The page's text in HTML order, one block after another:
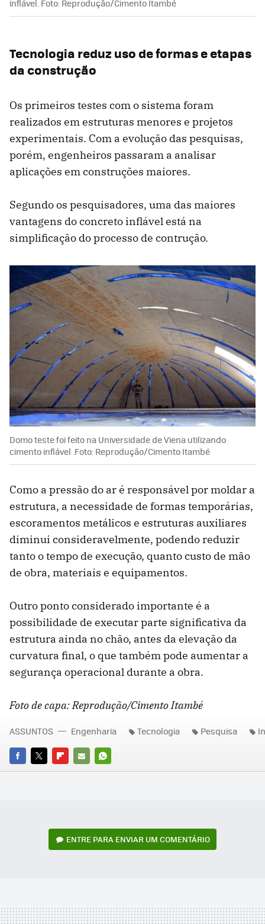
inflável. Foto: Reprodução/Cimento Itambé
Tecnologia reduz uso de formas e etapas
da construção
Os primeiros testes com o sistema foram
realizados em estruturas menores e projetos
experimentais. Com a evolução das pesquisas,
porém, engenheiros passaram a analisar
aplicações em construções maiores.
Segundo os pesquisadores, uma das maiores
vantagens do concreto inflável está na
simplificação do processo de contrução.
Domo teste foi feito na Universidade de Viena utilizando
cimento inflável .Foto: Reprodução/Cimento Itambé
Como a pressão do ar é responsável por moldar a
estrutura, a necessidade de formas temporárias,
escoramentos metálicos e estruturas auxiliares
diminui consideravelmente, podendo reduzir
tanto o tempo de execução, quanto custo de mão
de obra, materiais e equipamentos.
Outro ponto considerado importante é a
possibilidade de executar parte significativa da
estrutura ainda no chão, antes da elevação da
curvatura final, o que também pode aumentar a
segurança operacional durante a obra.
Foto de capa: Reprodução/Cimento Itambé
FACEBOOK
TWITTERFLIPBOARD
E-
WHATSAPP
ASSUNTOS Engenharia Tecnologia Pesquisa
ENTRE PARA ENVIAR UM COMENTÁRIO